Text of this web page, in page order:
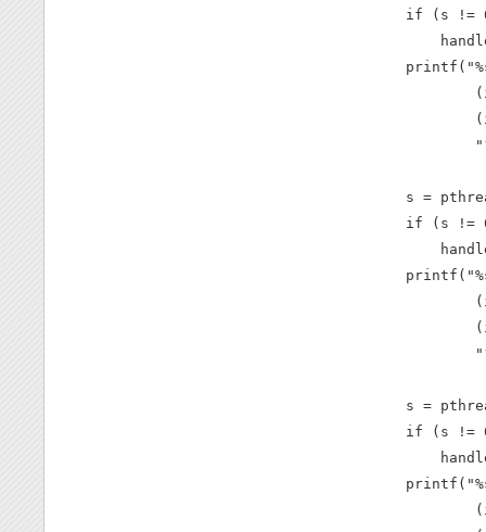
if (s !=
s =
if (s !=
s =
if (s !=